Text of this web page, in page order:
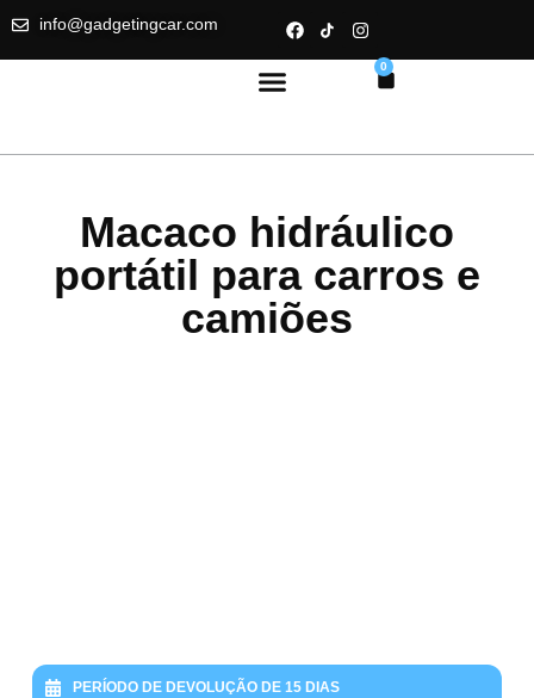
info@gadgetingcar.com
0
Macaco hidráulico
portátil para carros e
camiões
PERÍODO DE DEVOLUÇÃO DE 15 DIAS